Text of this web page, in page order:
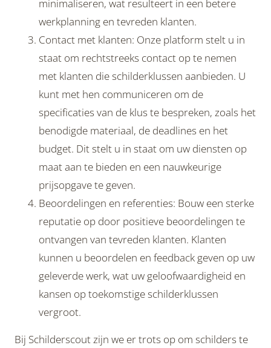
minimaliseren, wat resulteert in een betere
werkplanning en tevreden klanten.
Contact met klanten: Onze platform stelt u in
staat om rechtstreeks contact op te nemen
met klanten die schilderklussen aanbieden. U
kunt met hen communiceren om de
specificaties van de klus te bespreken, zoals het
benodigde materiaal, de deadlines en het
budget. Dit stelt u in staat om uw diensten op
maat aan te bieden en een nauwkeurige
prijsopgave te geven.
Beoordelingen en referenties: Bouw een sterke
reputatie op door positieve beoordelingen te
ontvangen van tevreden klanten. Klanten
kunnen u beoordelen en feedback geven op uw
geleverde werk, wat uw geloofwaardigheid en
kansen op toekomstige schilderklussen
vergroot.
Bij Schilderscout zijn we er trots op om schilders te